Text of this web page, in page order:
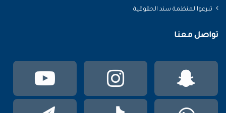
تبرعوا لمنظمة سند الحقوقية
تواصل معنا
انستقرام
سناب